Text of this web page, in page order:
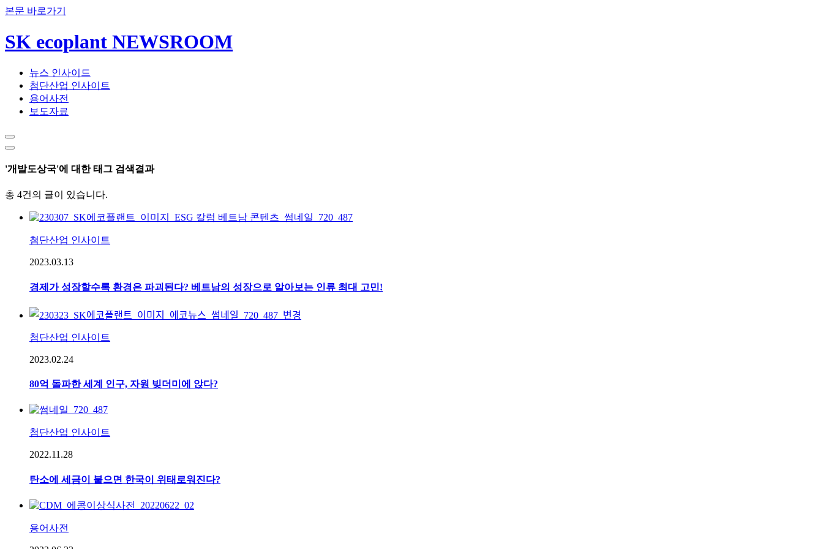
본문 바로가기
SK ecoplant NEWSROOM
뉴스 인사이드
첨단산업 인사이트
용어사전
보도자료
'개발도상국'에 대한 태그 검색결과
총 4건의 글이 있습니다.
첨단산업 인사이트
2023.03.13
경제가 성장할수록 환경은 파괴된다? 베트남의 성장으로 알아보는 인류 최대 고민!
첨단산업 인사이트
2023.02.24
80억 돌파한 세계 인구, 자원 빚더미에 앉다?
첨단산업 인사이트
2022.11.28
탄소에 세금이 붙으면 한국이 위태로워진다?
용어사전